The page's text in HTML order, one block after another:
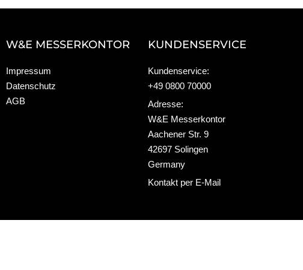
W&E MESSERKONTOR
Impressum
Datenschutz
AGB
KUNDENSERVICE
Kundenservice:
+49 0800 70000
Adresse:
W&E Messerkontor
Aachener Str. 9
42697 Solingen
Germany
Kontakt per E-Mail